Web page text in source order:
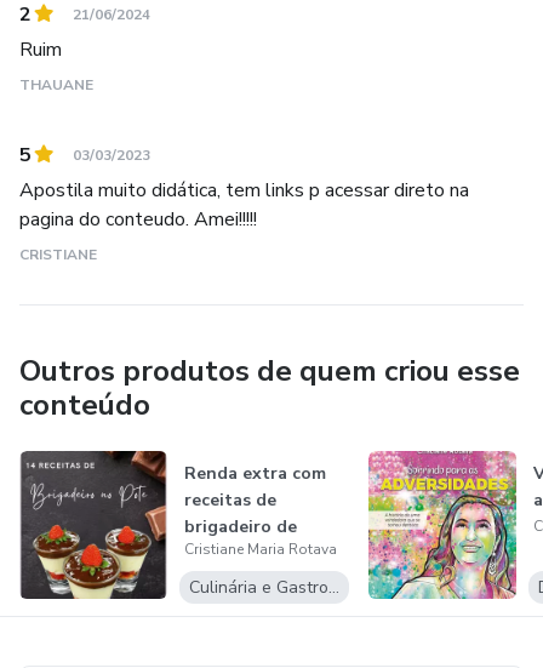
2 21/06/2024
Ruim
THAUANE
5 03/03/2023
Apostila muito didática, tem links p acessar direto na
pagina do conteudo. Amei!!!!!
CRISTIANE
Outros produtos de quem criou esse
conteúdo
Renda extra com
receitas de
brigadeiro de
colher
Cristiane Maria Rotava
Culinária e Gastronomia